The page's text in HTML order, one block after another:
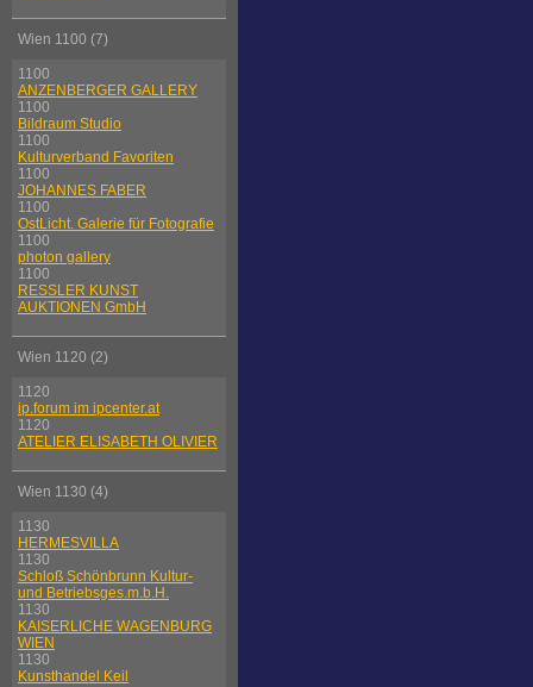
Wien 1100 (7)
1100
ANZENBERGER GALLERY
1100
Bildraum Studio
1100
Kulturverband Favoriten
1100
JOHANNES FABER
1100
OstLicht. Galerie für Fotografie
1100
photon gallery
1100
RESSLER KUNST
AUKTIONEN GmbH
Wien 1120 (2)
1120
ip.forum im ipcenter.at
1120
ATELIER ELISABETH OLIVIER
Wien 1130 (4)
1130
HERMESVILLA
1130
Schloß Schönbrunn Kultur-
und Betriebsges.m.b.H.
1130
KAISERLICHE WAGENBURG
WIEN
1130
Kunsthandel Keil